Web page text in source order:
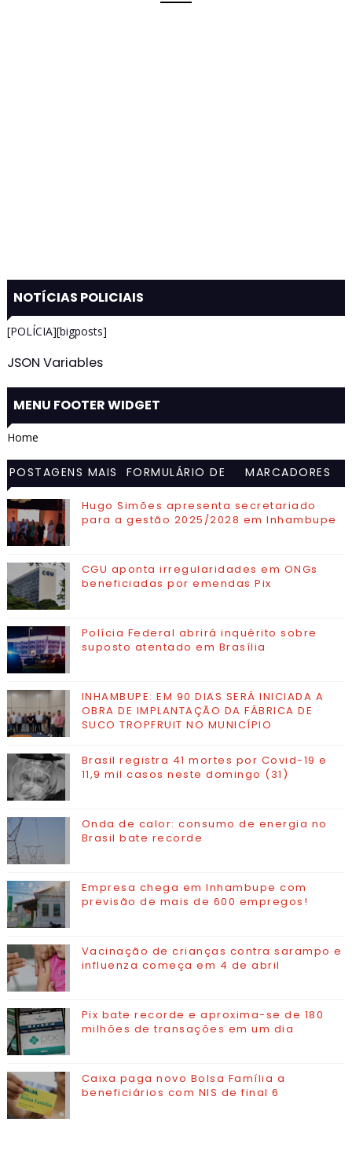
NOTÍCIAS POLICIAIS
[POLÍCIA][bigposts]
JSON Variables
MENU FOOTER WIDGET
Home
POSTAGENS MAIS
VISITADAS
FORMULÁRIO DE
MARCADORES
Hugo Simões apresenta secretariado
para a gestão 2025/2028 em Inhambupe
CGU aponta irregularidades em ONGs
beneficiadas por emendas Pix
Polícia Federal abrirá inquérito sobre
suposto atentado em Brasília
INHAMBUPE: EM 90 DIAS SERÁ INICIADA A
OBRA DE IMPLANTAÇÃO DA FÁBRICA DE
SUCO TROPFRUIT NO MUNICÍPIO
Brasil registra 41 mortes por Covid-19 e
11,9 mil casos neste domingo (31)
Onda de calor: consumo de energia no
Brasil bate recorde
Empresa chega em Inhambupe com
previsão de mais de 600 empregos!
Vacinação de crianças contra sarampo e
influenza começa em 4 de abril
Pix bate recorde e aproxima-se de 180
milhões de transações em um dia
Caixa paga novo Bolsa Família a
beneficiários com NIS de final 6